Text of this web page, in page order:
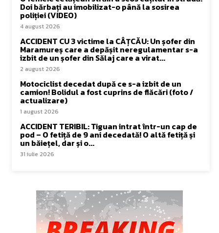
Doi bărbați au imobilizat-o până la sosirea
poliției (VIDEO)
4 august 2026
ACCIDENT CU 3 victime la CÂȚCĂU: Un șofer din
Maramureș care a depășit neregulamentar s-a
izbit de un șofer din Sălaj care a virat...
2 august 2026
Motociclist decedat după ce s-a izbit de un
camion! Bolidul a fost cuprins de flăcări (foto /
actualizare)
1 august 2026
ACCIDENT TERIBIL: Tiguan intrat într-un cap de
pod – O fetiță de 9 ani decedată! O altă fetiță și
un băiețel, dar și o...
31 iulie 2026